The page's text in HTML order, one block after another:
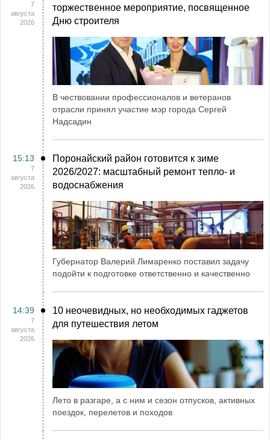
7
августа
2026
торжественное мероприятие, посвященное
Дню строителя
В чествовании профессионалов и ветеранов
отрасли принял участие мэр города Сергей
Надсадин
15:13
7
августа
2026
Поронайский район готовится к зиме
2026/2027: масштабный ремонт тепло- и
водоснабжения
Губернатор Валерий Лимаренко поставил задачу
подойти к подготовке ответственно и качественно
14:39
7
августа
2026
10 неочевидных, но необходимых гаджетов
для путешествия летом
Лето в разгаре, а с ним и сезон отпусков, активных
поездок, перелетов и походов